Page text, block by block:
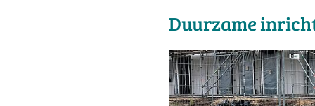
Duurzame